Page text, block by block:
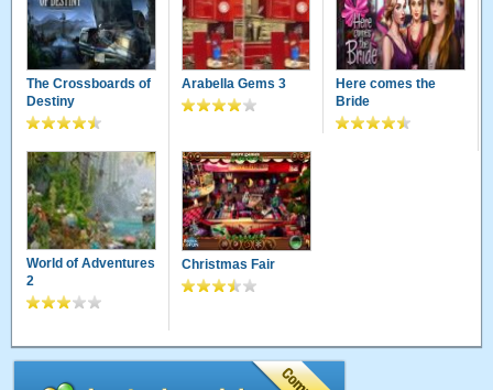
The Crossboards of
Destiny
Arabella Gems 3
Here comes the
Bride
World of Adventures
2
Christmas Fair